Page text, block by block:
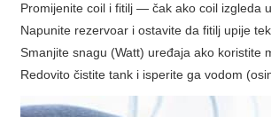
Promijenite coil i fitilj — čak ako coil izgleda
Napunite rezervoar i ostavite da fitilj upije
Smanjite snagu (Watt) uređaja ako koristite
Redovito čistite tank i isperite ga vodom